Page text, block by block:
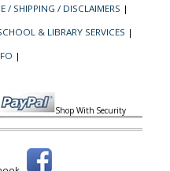
/ SHIPPING / DISCLAIMERS |
& LIBRARY SERVICES |
|
Shop With Security